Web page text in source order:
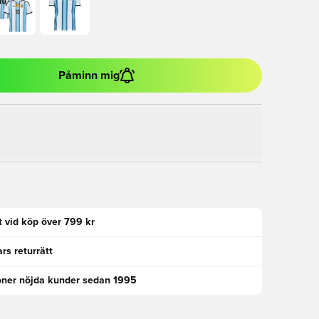
Påminn mig
vid köp över 799 kr
returrätt
nöjda kunder sedan 1995